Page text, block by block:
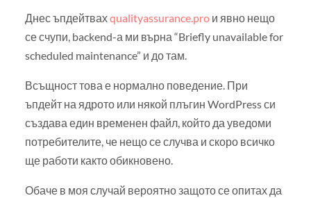
Днес ъпдейтвахqualityassurance.proи явно нещо
се счупи, backend-а ми върна “Briefly unavailable for
scheduled maintenance” и до там.
Всъщност това е нормално поведение. При
ъпдейт на ядрото или някой плъгин WordPress си
създава един временен файл, който да уведоми
потребителите, че нещо се случва и скоро всичко
ще работи както обикновено.
Обаче в моя случай вероятно защото се опитах да